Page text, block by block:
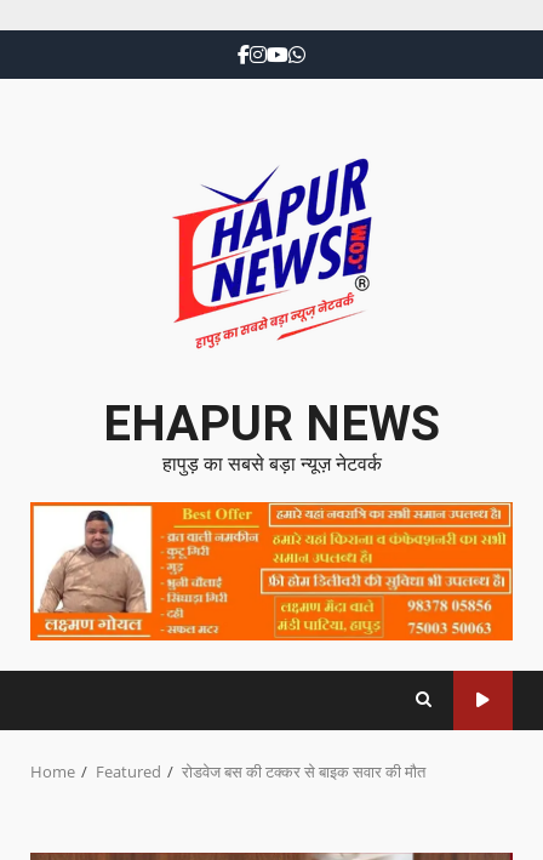
EHAPUR NEWS
हापुड़ का सबसे बड़ा न्यूज़ नेटवर्क
Home Featured रोडवेज बस की टक्कर से बाइक सवार की मौत